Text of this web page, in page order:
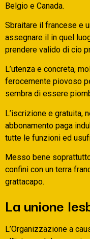
Belgio e Canada.
Sbraitare il francese e
assegnare il in quel
prendere valido di cio
L’utenza e concreta,
ferocemente piovoso
sembra di essere
L’iscrizione e gratuita,
abbonamento paga
tutte le funzioni ed
Messo bene
confini con un terra
grattacapo.
La unione
L’Organizzazione a